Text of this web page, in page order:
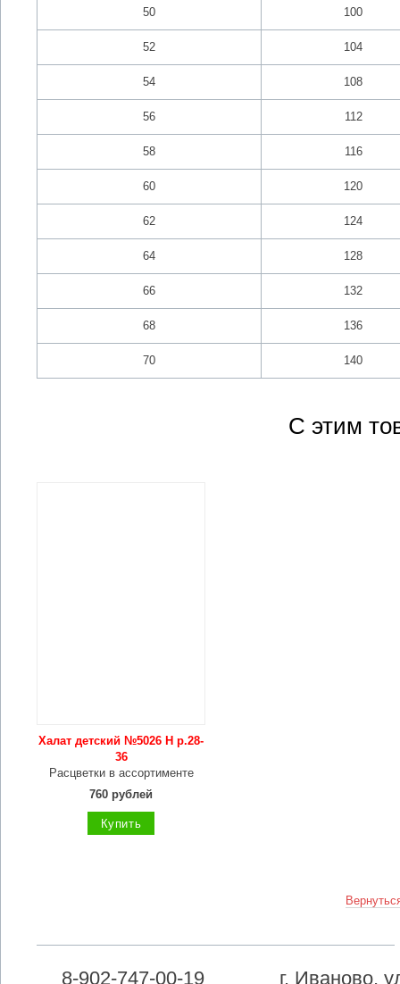
50 100
52 104
54 108
56 112
58 116
60 120
62 124
64 128
66 132
68 136
70 140
С этим
Халат детский №5026 Н р.28-
36
Расцветки в ассортименте
760 рублей
Купить
8-902-747-00-19 г. Иваново,